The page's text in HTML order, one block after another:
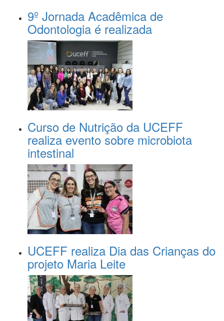
9º Jornada Acadêmica de
Odontologia é realizada
Curso de Nutrição da UCEFF
realiza evento sobre microbiota
intestinal
UCEFF realiza Dia das Crianças do
projeto Maria Leite